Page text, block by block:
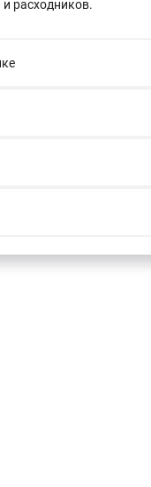
расходников.